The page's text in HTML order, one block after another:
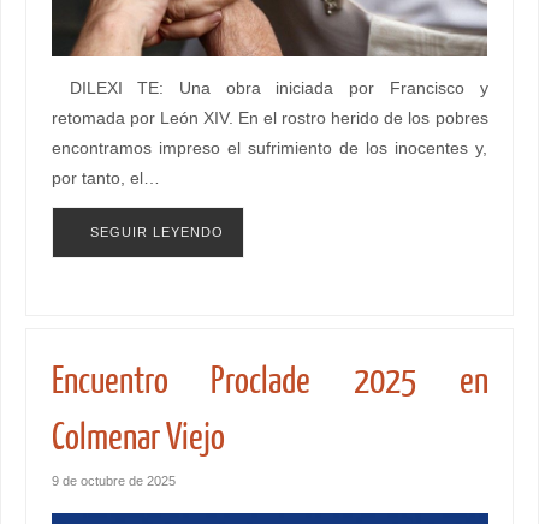
DILEXI TE: Una obra iniciada por Francisco y
retomada por León XIV. En el rostro herido de los pobres
encontramos impreso el sufrimiento de los inocentes y,
por tanto, el…
SEGUIR LEYENDO
Encuentro Proclade 2025 en
Colmenar Viejo
9 de octubre de 2025